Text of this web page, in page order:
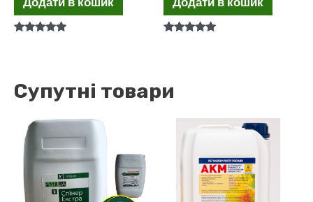
900,00 ₴.
Супутні товари